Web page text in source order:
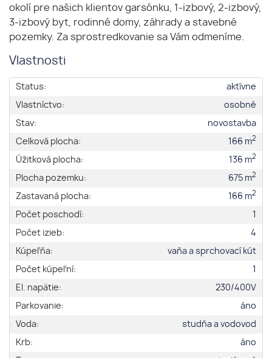
okolí pre našich klientov garsónku, 1-izbový, 2-izbový,
3-izbový byt, rodinné domy, záhrady a stavebné
pozemky. Za sprostredkovanie sa Vám odmeníme.
Vlastnosti
Status:
aktívne
Vlastníctvo:
osobné
Stav:
novostavba
Celková plocha:
166 m2
Úžitková plocha: 136 m2
Plocha pozemku: 675 m2
Zastavaná plocha: 166 m2
Počet poschodí:
1
Počet izieb:
4
Kúpeľňa:
vaňa a sprchovací kút
Počet kúpeľní:
1
El. napätie:
230/400V
Parkovanie:
áno
Voda:
studňa a vodovod
Krb:
áno